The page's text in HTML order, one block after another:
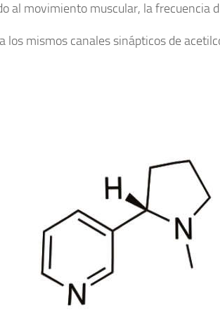
al movimiento muscular, la frecuencia
los mismos canales sinápticos de